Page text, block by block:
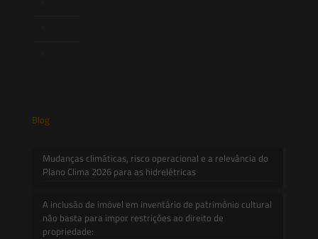
Blog
Mudanças climáticas, risco operacional e a relevância do
Plano Clima 2026 para as hidrelétricas
A inclusão de imóvel em inventário de patrimônio cultural
não basta para impor restrições ao direito de
propriedade: